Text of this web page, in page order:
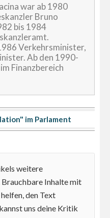
war ab 1980
Bruno
bis 1984
Verkehrsminister,
Ab den 1990-
Finanzbereich
im Parlament
weitere
Inhalte mit
den Text
uns deine Kritik